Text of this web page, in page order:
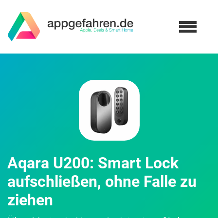
Aqara U200: Smart Lock
aufschließen, ohne Falle zu
ziehen